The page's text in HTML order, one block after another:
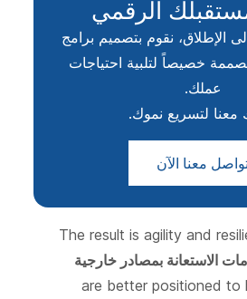
الرقمي
الإطلاق، نقوم بتصميم برامج
خصيصاً لتلبية احتياجات
عملك.
لتسريع نموك.
معنا الآن
The result is agility and
الاستعانة بمصادر خارجية
are better positioned to